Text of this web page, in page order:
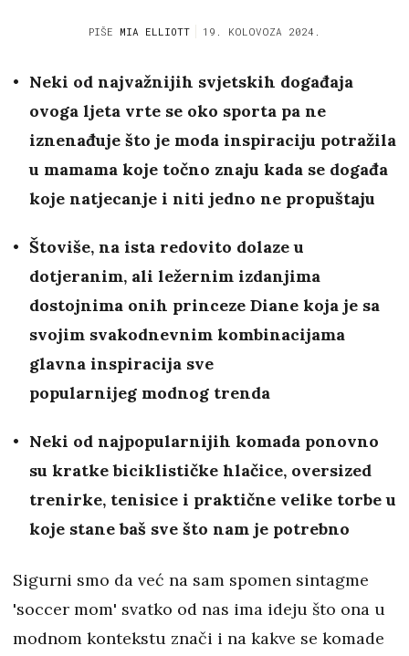
PIŠE MIA ELLIOTT 19. KOLOVOZA 2024.
Neki od najvažnijih svjetskih događaja
ovoga ljeta vrte se oko sporta pa ne
iznenađuje što je moda inspiraciju potražila
u mamama koje točno znaju kada se događa
koje natjecanje i niti jedno ne propuštaju
Štoviše, na ista redovito dolaze u
dotjeranim, ali ležernim izdanjima
dostojnima onih princeze Diane koja je sa
svojim svakodnevnim kombinacijama
glavna inspiracija sve
popularnijeg modnog trenda
Neki od najpopularnijih komada ponovno
su kratke biciklističke hlačice, oversized
trenirke, tenisice i praktične velike torbe u
koje stane baš sve što nam je potrebno
Sigurni smo da već na sam spomen sintagme
'soccer mom' svatko od nas ima ideju što ona u
modnom kontekstu znači i na kakve se komade